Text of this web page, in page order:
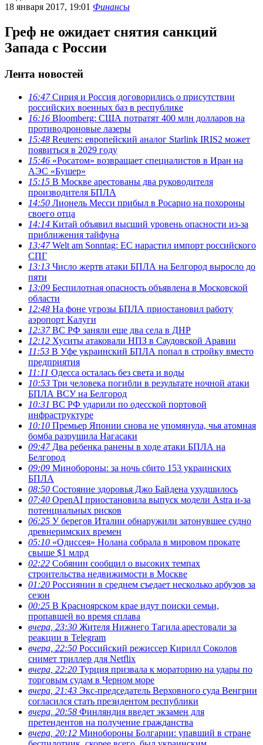
18 января 2017, 19:01 Финансы
Греф не ожидает снятия санкций
Запада с России
Лента новостей
16:47Сирия и Россия договорились о присутствии
российских военных баз в республике
16:16 Bloomberg: США потратят 400 млн долларов на
противодроновые лазеры
15:48 Reuters: европейский аналог Starlink IRIS2 может
появиться в 2029 году
15:46 «Росатом» возвращает специалистов в Иран на
АЭС «Бушер»
15:15 В Москве арестованы два руководителя
производителя БПЛА
14:50 Лионель Месси прибыл в Росарио на похороны
своего отца
14:14 Китай объявил высший уровень опасности из-за
приближения тайфуна
13:47Welt am Sonntag: ЕС нарастил импорт российского
СПГ
13:13 Число жертв атаки БПЛА на Белгород выросло до
пяти
13:09 Беспилотная опасность объявлена в Московской
области
12:48 На фоне угрозы БПЛА приостановил работу
аэропорт Калуги
12:37ВС РФ заняли еще два села в ДНР
12:12 Хуситы атаковали НПЗ в Саудовской Аравии
11:53 В Уфе украинский БПЛА попал в стройку вместо
предприятия
11:11 Одесса осталась без света и воды
10:53 Три человека погибли в результате ночной атаки
БПЛА ВСУ на Белгород
10:31 ВС РФ ударили по одесской портовой
инфраструктуре
10:10 Премьер Японии снова не упомянула, чья атомная
бомба разрушила Нагасаки
09:47Два ребенка ранены в ходе атаки БПЛА на
Белгород
09:09 Минобороны: за ночь сбито 153 украинских
БПЛА
08:50 Состояние здоровья Джо Байдена ухудшилось
07:40 OpenAI приостановила выпуск модели Astra и-за
потенциальных рисков
06:25 У берегов Италии обнаружили затонувшее судно
древнеримских времен
05:10 «Одиссея» Нолана собрала в мировом прокате
свыше $1 млрд
02:22 Собянин сообщил о высоких темпах
строительства недвижимости в Москве
01:20 Россиянин в среднем съедает несколько арбузов за
сезон
00:25 В Красноярском крае идут поиски семьи,
пропавшей во время сплава
вчера, 23:30 Жителя Нижнего Тагила арестовали за
реакции в Теlegram
вчера, 22:50 Российский режиссер Кирилл Соколов
снимет триллер для Netflix
вчера, 22:20 Турция призвала к мораторию на удары по
торговым судам в Черном море
вчера, 21:43 Экс-председатель Верховного суда Венгрии
согласился стать президентом республики
вчера, 20:58 Финляндия введет экзамен для
претендентов на получение гражданства
вчера, 20:12 Минобороны Болгарии: упавший в стране